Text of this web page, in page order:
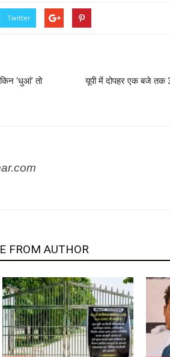
Twitter
‘धुआं’ तो
यूपी में दोपहर एक बजे तक
FROM AUTHOR